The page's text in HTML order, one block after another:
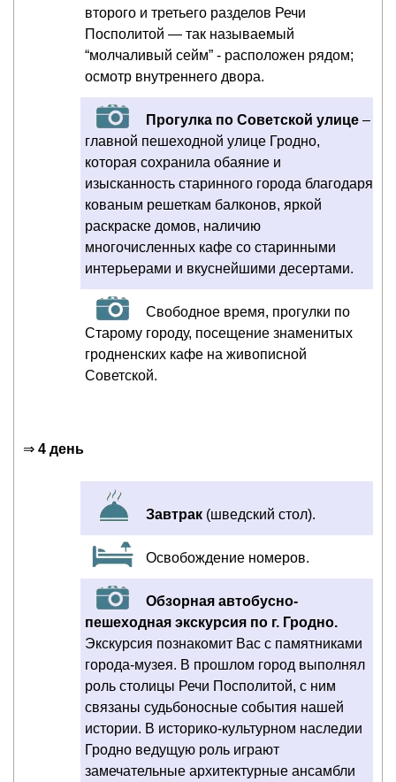
второго и третьего разделов Речи
Посполитой — так называемый
“молчаливый сейм” - расположен рядом;
осмотр внутреннего двора.
Прогулка по Cоветской улице –
главной пешеходной улице Гродно,
которая сохранила обаяние и
изысканность старинного города благодаря
кованым решеткам балконов, яркой
раскраске домов, наличию
многочисленных кафе со старинными
интерьерами и вкуснейшими десертами.
Свободное время, прогулки по
Старому городу, посещение знаменитых
гродненских кафе на живописной
Советской.
⇒ 4 день
Завтрак (шведский стол).
Освобождение номеров.
Обзорная автобусно-
пешеходная экскурсия по г. Гродно.
Экскурсия познакомит Вас с памятниками
города-музея. В прошлом город выполнял
роль столицы Речи Посполитой, с ним
связаны судьбоносные события нашей
истории. В историко-культурном наследии
Гродно ведущую роль играют
замечательные архитектурные ансамбли